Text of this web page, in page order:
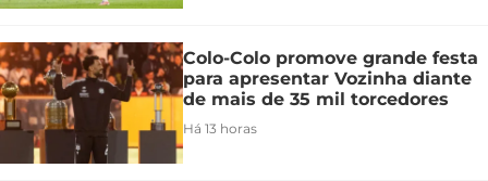
Colo-Colo promove grande festa
para apresentar Vozinha diante
de mais de 35 mil torcedores
Há 13 horas